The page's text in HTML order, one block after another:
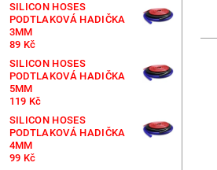
SILICON HOSES
PODTLAKOVÁ HADIČKA
3MM
89 Kč
SILICON HOSES
PODTLAKOVÁ HADIČKA
5MM
119 Kč
SILICON HOSES
PODTLAKOVÁ HADIČKA
4MM
99 Kč